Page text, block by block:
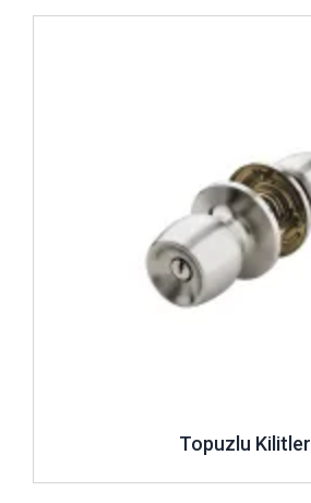
Topuzlu Kilitler